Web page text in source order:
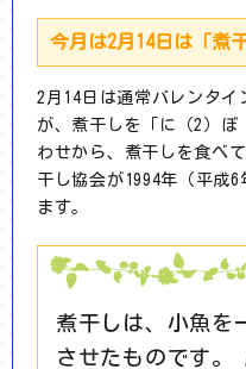
今月は2月14日は「煮
2月14日は通常バレンタ
が、煮干しを「に（2）ぼ
わせから、煮干しを食べ
干し協会が1994年（平成
ます。
煮干しは、小魚を
させたものです。